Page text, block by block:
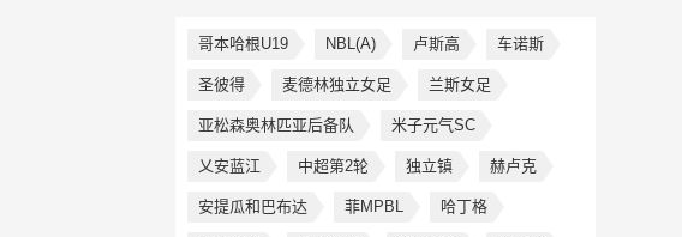
哥本哈根U19 NBL(A) 卢斯高 车诺斯
圣彼得 麦德林独立女足 兰斯女足
亚松森奥林匹亚后备队 米子元气SC
乂安蓝江 中超第2轮 独立镇 赫卢克
安提瓜和巴布达 菲MPBL 哈丁格